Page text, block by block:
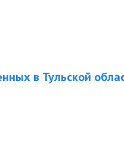
в Тульской